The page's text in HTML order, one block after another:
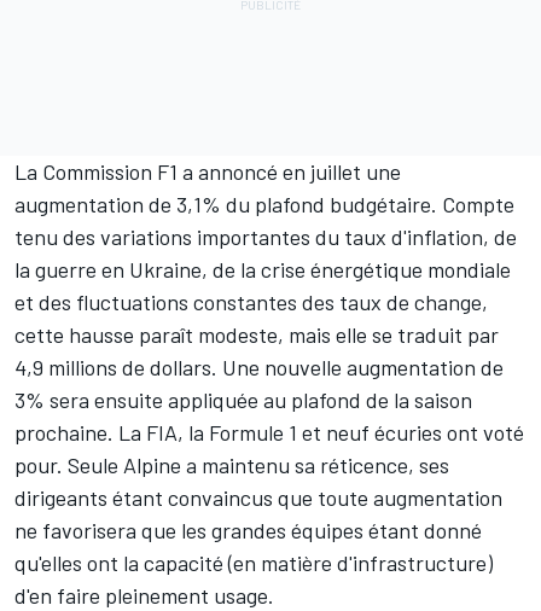
La Commission F1 a annoncé en juillet une
augmentation de 3,1% du plafond budgétaire. Compte
tenu des variations importantes du taux d'inflation, de
la guerre en Ukraine, de la crise énergétique mondiale
et des fluctuations constantes des taux de change,
cette hausse paraît modeste, mais elle se traduit par
4,9 millions de dollars. Une nouvelle augmentation de
3% sera ensuite appliquée au plafond de la saison
prochaine. La FIA, la Formule 1 et neuf écuries ont voté
pour. Seule Alpine a maintenu sa réticence, ses
dirigeants étant convaincus que toute augmentation
ne favorisera que les grandes équipes étant donné
qu'elles ont la capacité (en matière d'infrastructure)
d'en faire pleinement usage.